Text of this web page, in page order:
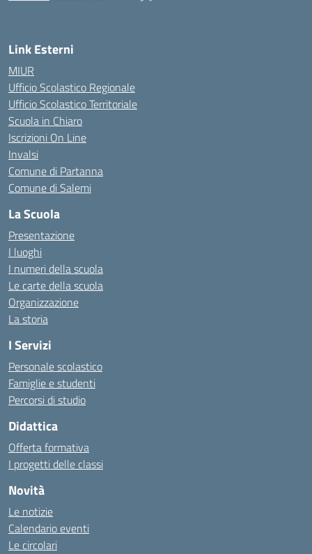
Link Esterni
MIUR
Ufficio Scolastico Regionale
Ufficio Scolastico Territoriale
Scuola in Chiaro
Iscrizioni On Line
Invalsi
Comune di Partanna
Comune di Salemi
La Scuola
Presentazione
I luoghi
I numeri della scuola
Le carte della scuola
Organizzazione
La storia
I Servizi
Personale scolastico
Famiglie e studenti
Percorsi di studio
Didattica
Offerta formativa
I progetti delle classi
Novità
Le notizie
Calendario eventi
Le circolari